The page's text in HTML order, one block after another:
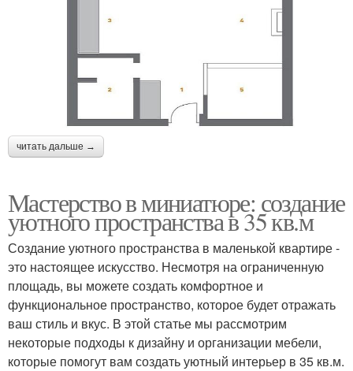
читать дальше →
Мастерство в миниатюре: создание
уютного пространства в 35 кв.м
Создание уютного пространства в маленькой квартире -
это настоящее искусство. Несмотря на ограниченную
площадь, вы можете создать комфортное и
функциональное пространство, которое будет отражать
ваш стиль и вкус. В этой статье мы рассмотрим
некоторые подходы к дизайну и организации мебели,
которые помогут вам создать уютный интерьер в 35 кв.м.